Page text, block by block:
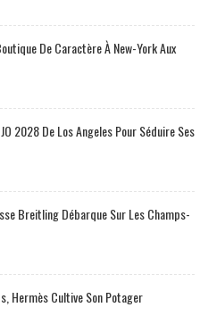
De Caractère À New-York Aux
2028 De Los Angeles Pour Séduire Ses
Breitling Débarque Sur Les Champs-
Hermès Cultive Son Potager